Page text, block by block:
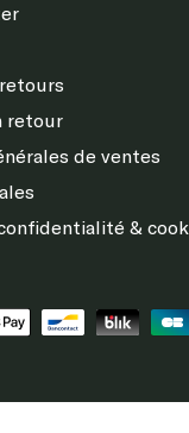
retour
de ventes
&